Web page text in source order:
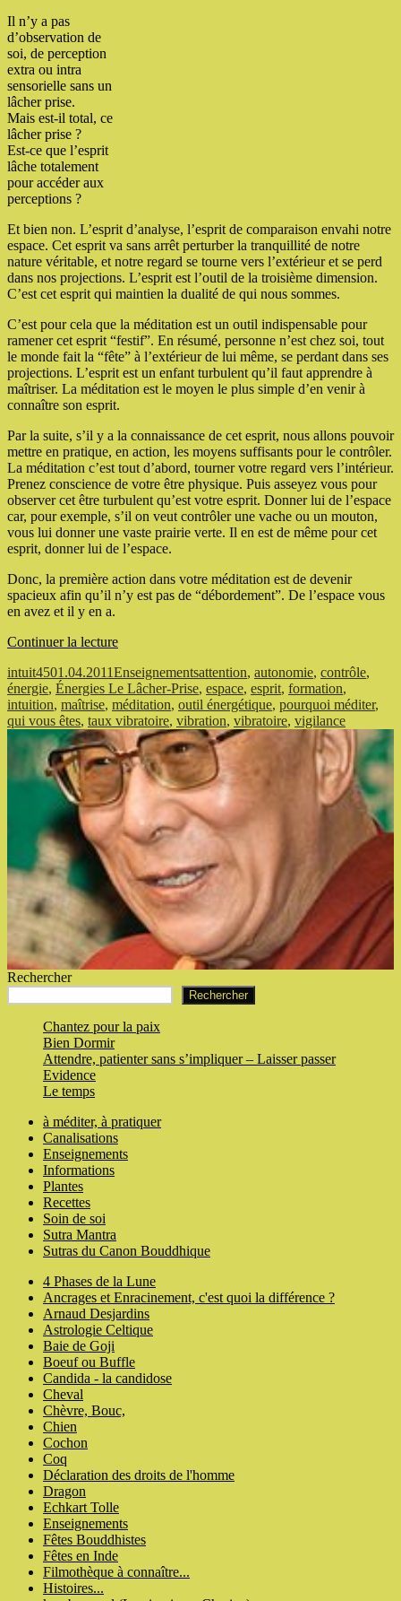
Il n’y a pas
d’observation de
soi, de perception
extra ou intra
sensorielle sans un
lâcher prise.
Mais est-il total, ce
lâcher prise ?
Est-ce que l’esprit
lâche totalement
pour accéder aux
perceptions ?
Et bien non. L’esprit d’analyse, l’esprit de comparaison envahi notre
espace. Cet esprit va sans arrêt perturber la tranquillité de notre
nature véritable, et notre regard se tourne vers l’extérieur et se perd
dans nos projections. L’esprit est l’outil de la troisième dimension.
C’est cet esprit qui maintien la dualité de qui nous sommes.
C’est pour cela que la méditation est un outil indispensable pour
ramener cet esprit “festif”. En résumé, personne n’est chez soi, tout
le monde fait la “fête” à l’extérieur de lui même, se perdant dans ses
projections. L’esprit est un enfant turbulent qu’il faut apprendre à
maîtriser. La méditation est le moyen le plus simple d’en venir à
connaître son esprit.
Par la suite, s’il y a la connaissance de cet esprit, nous allons pouvoir
mettre en pratique, en action, les moyens suffisants pour le contrôler.
La méditation c’est tout d’abord, tourner votre regard vers l’intérieur.
Prenez conscience de votre être physique. Puis asseyez vous pour
observer cet être turbulent qu’est votre esprit. Donner lui de l’espace
car, pour exemple, s’il on veut contrôler une vache ou un mouton,
vous lui donner une vaste prairie verte. Il en est de même pour cet
esprit, donner lui de l’espace.
Donc, la première action dans votre méditation est de devenir
spacieux afin qu’il n’y est pas de “débordement”. De l’espace vous
en avez et il y en a.
Continuer la lecturede
Le
Lâcher-
Prise »
Auteur
intuit45Publié
le
01.04.2011Catégories
EnseignementsÉtiquettes
attention, autonomie, contrôle,
énergie, Énergies Le Lâcher-Prise, espace, esprit, formation,
intuition, maîtrise, méditation, outil énergétique, pourquoi méditer,
qui vous êtes, taux vibratoire, vibration, vibratoire, vigilance
Rechercher
Rechercher
Chantez pour la paix
Bien Dormir
Attendre, patienter sans s’impliquer – Laisser passer
Evidence
Le temps
à méditer, à pratiquer
Canalisations
Enseignements
Informations
Plantes
Recettes
Soin de soi
Sutra Mantra
Sutras du Canon Bouddhique
4 Phases de la Lune
Ancrages et Enracinement, c'est quoi la différence ?
Arnaud Desjardins
Astrologie Celtique
Baie de Goji
Boeuf ou Buffle
Candida - la candidose
Cheval
Chèvre, Bouc,
Chien
Cochon
Coq
Déclaration des droits de l'homme
Dragon
Echkart Tolle
Enseignements
Fêtes Bouddhistes
Fêtes en Inde
Filmothèque à connaître...
Histoires...